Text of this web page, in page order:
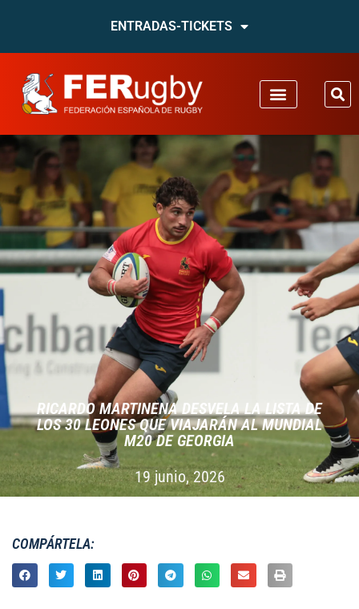
ENTRADAS-TICKETS
RICARDO MARTINENA DESVELA LA LISTA DE
LOS 30 LEONES QUE VIAJARÁN AL MUNDIAL
M20 DE GEORGIA
19 junio, 2026
COMPÁRTELA: